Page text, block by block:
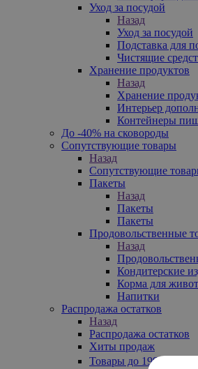
Уход за посудой
Назад
Уход за посудой
Подставка для
Чистящие
Хранение продуктов
Назад
Хранение
Интерьер
Контейнеры
До -40% на сковороды
Сопутствующие товары
Назад
Сопутствующие
Пакеты
Назад
Пакеты
Пакеты
Продовольственные
Назад
Кондитерские
Корма для
Напитки
Распродажа остатков
Назад
Распродажа остатков
Хиты продаж
Товары до 199₽